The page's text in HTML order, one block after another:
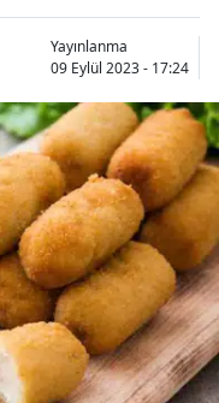
Yayınlanma
09 Eylül 2023 - 17:24